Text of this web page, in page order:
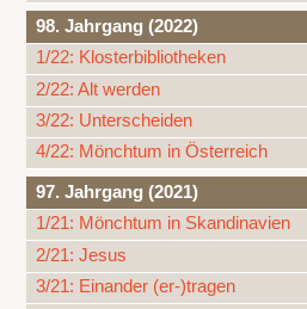
98. Jahrgang (2022)
1/22: Klosterbibliotheken
2/22: Alt werden
3/22: Unterscheiden
4/22: Mönchtum in Österreich
97. Jahrgang (2021)
1/21: Mönchtum in Skandinavien
2/21: Jesus
3/21: Einander (er-)tragen